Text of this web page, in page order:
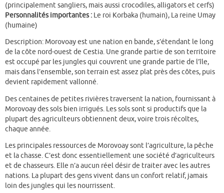
(principalement sangliers, mais aussi crocodiles, alligators et cerfs)
Personnalités importantes : Le roi Korbaka (humain), La reine Umay
(humaine)
Description: Morovoay est une nation en bande, s’étendant le long
de la côte nord-ouest de Cestia. Une grande partie de son territoire
est occupé par les jungles qui couvrent une grande partie de l’île,
mais dans l’ensemble, son terrain est assez plat près des côtes, puis
devient rapidement vallonné.
Des centaines de petites rivières traversent la nation, fournissant à
Morovoay des sols bien irrigués. Les sols sont si productifs que la
plupart des agriculteurs obtiennent deux, voire trois récoltes,
chaque année.
Les principales ressources de Morovoay sont l’agriculture, la pêche
et la chasse. C’est donc essentiellement une société d’agriculteurs
et de chasseurs. Elle n’a aucun réel désir de traiter avec les autres
nations. La plupart des gens vivent dans un confort relatif, jamais
loin des jungles qui les nourrissent.